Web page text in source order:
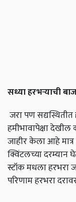
सध्याहरभऱ्याची
जरा पण सद्यस्थितीत
हमीभावापेक्षा
जाहीर केला आहे
क्विंटलच्या
स्टॉक मधला हरभरा
परिणाम हरभरा